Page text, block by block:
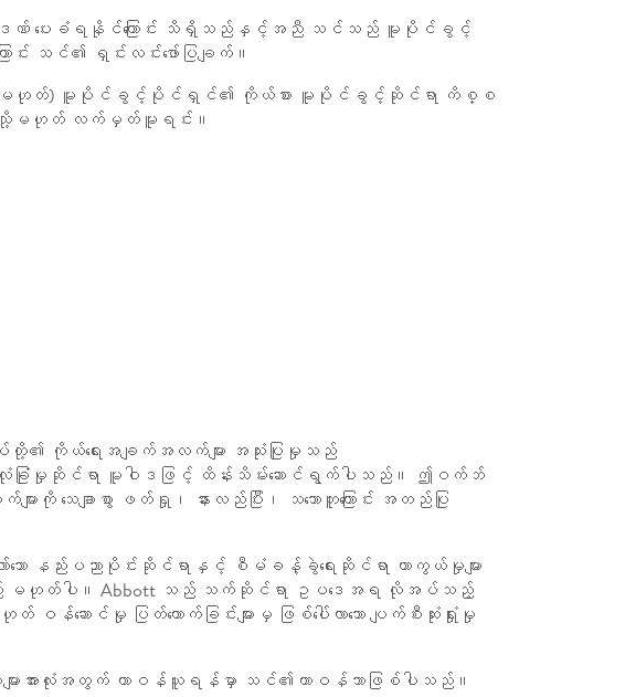
ြစ်ဒဏ် ပေးခံရနိုင်ကြောင်း သိရှိသည်နှင့်အညီ သင်သည် မူပိုင်ခွင့်
သင်၏ ရှင်းလင်းဖော်ပြချက်။
မဟုတ်) မူပိုင်ခွင့်ပိုင်ရှင်၏ ကိုယ်စား မူပိုင်ခွင့်ဆိုင်ရာ ကိစ္စ
သို့မဟုတ် လက်မှတ်မူရင်း။
ကိုယ်ရေးအချက်အလက်များ အသုံးပြုမှုသည်
တာလုံခြုံမှုဆိုင်ရာ မူဝါဒဖြင့် ထိန်းသိမ်းဆောင်ရွက်ပါသည်။ ဤဝက်ဘ်
ေချာစွာ ဖတ်ရှု၊ နားလည်ပြီး၊ သဘောတူကြောင်း အတည်ပြု
ော နည်းပညာပိုင်းဆိုင်ရာနှင့် စီမံခန့်ခွဲရေးဆိုင်ရာ ကာကွယ်မှုများ
င်မည် မဟုတ်ပါ။ Abbott သည် သက်ဆိုင်ရာ ဥပဒေအရ လိုအပ်သည့်
ောင်မှု ပြတ်တောက်ခြင်းများမှ ဖြစ်ပေါ်လာသော ပျက်စီးဆုံးရှုံးမှု
များအားလုံးအတွက် တာဝန်ယူရန်မှာ သင်၏တာဝန်သာဖြစ်ပါသည်။